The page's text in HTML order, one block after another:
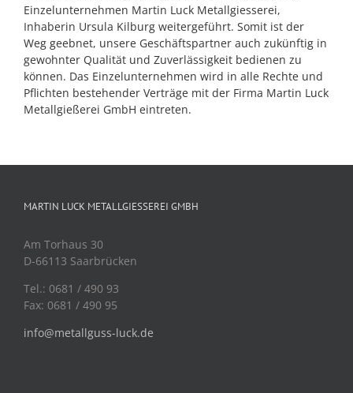
Einzelunternehmen Martin Luck Metallgiesserei,
Inhaberin Ursula Kilburg weitergeführt. Somit ist der
Weg geebnet, unsere Geschäftspartner auch zukünftig in
gewohnter Qualität und Zuverlässigkeit bedienen zu
können. Das Einzelunternehmen wird in alle Rechte und
Pflichten bestehender Verträge mit der Firma Martin Luck
Metallgießerei GmbH eintreten.
MARTIN LUCK METALLGIESSEREI GMBH
Am Torhaus 30
D-66113 Saarbrücken
Tel.: 0681 / 490 93
Fax: 0681 / 490 95
info@metallguss-luck.de